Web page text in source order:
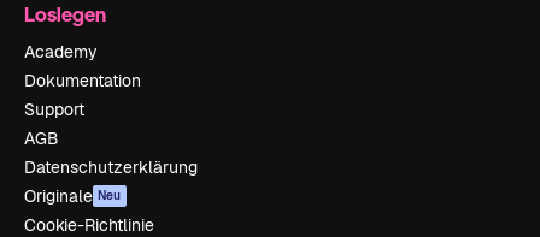
Loslegen
Academy
Dokumentation
Support
AGB
Datenschutzerklärung
Originale Neu
Cookie-Richtlinie